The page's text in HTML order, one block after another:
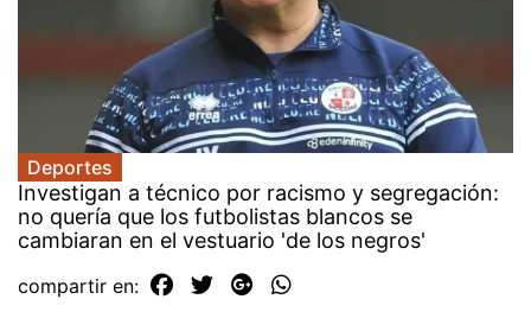
Deportes
Investigan a técnico por racismo y segregación:
no quería que los futbolistas blancos se
cambiaran en el vestuario 'de los negros'
compartir en: